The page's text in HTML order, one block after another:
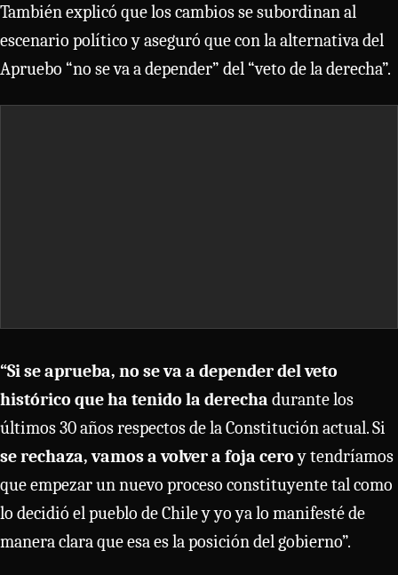
También explicó que los cambios se subordinan al
escenario político y aseguró que con la alternativa del
Apruebo “no se va a depender” del “veto de la derecha”.
“Si se aprueba, no se va a depender del veto
histórico que ha tenido la derecha durante los
últimos 30 años respectos de la Constitución actual. Si
se rechaza, vamos a volver a foja ceroy tendríamos
que empezar un nuevo proceso constituyente tal como
lo decidió el pueblo de Chile y yo ya lo manifesté de
manera clara que esa es la posición del gobierno”.